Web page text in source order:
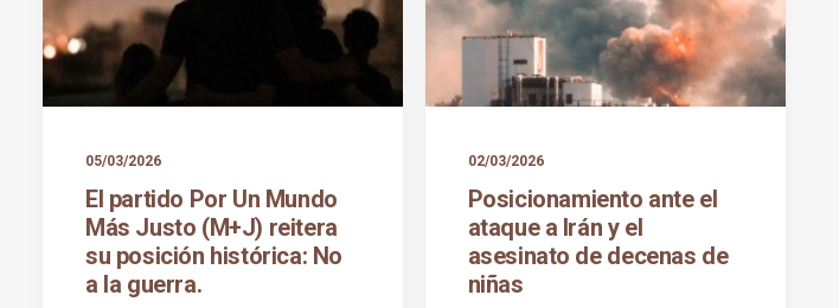
05/03/2026
El partido Por Un Mundo
Más Justo (M+J) reitera
su posición histórica: No
a la guerra.
02/03/2026
Posicionamiento ante el
ataque a Irán y el
asesinato de decenas de
niñas